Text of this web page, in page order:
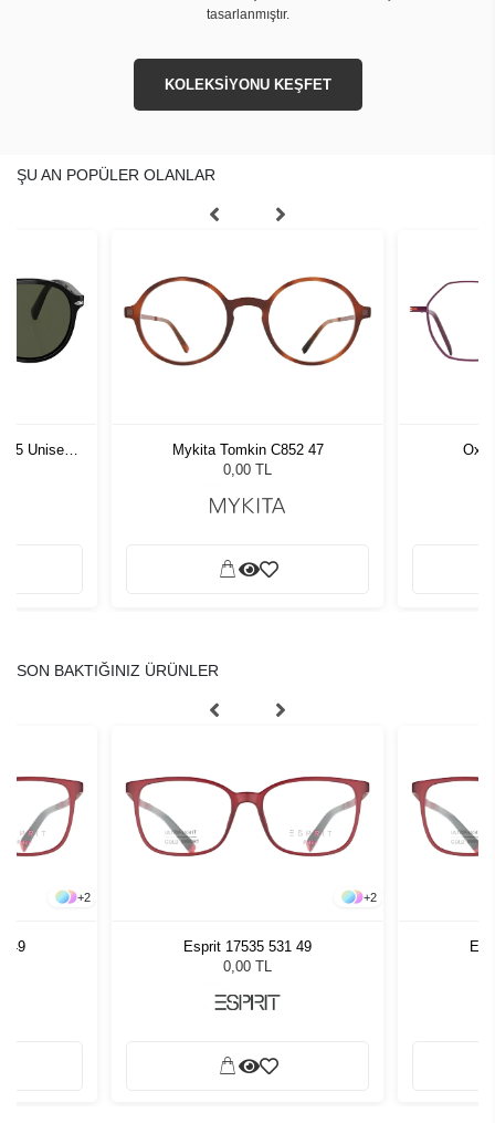
tasarlanmıştır.
KOLEKSİYONU KEŞFET
ŞU AN POPÜLER OLANLAR
55 Unisex
Mykita Tomkin C852 47
0,00 TL
SON BAKTIĞINIZ ÜRÜNLER
+2
49
+2
Esprit 17535 531 49
0,00 TL